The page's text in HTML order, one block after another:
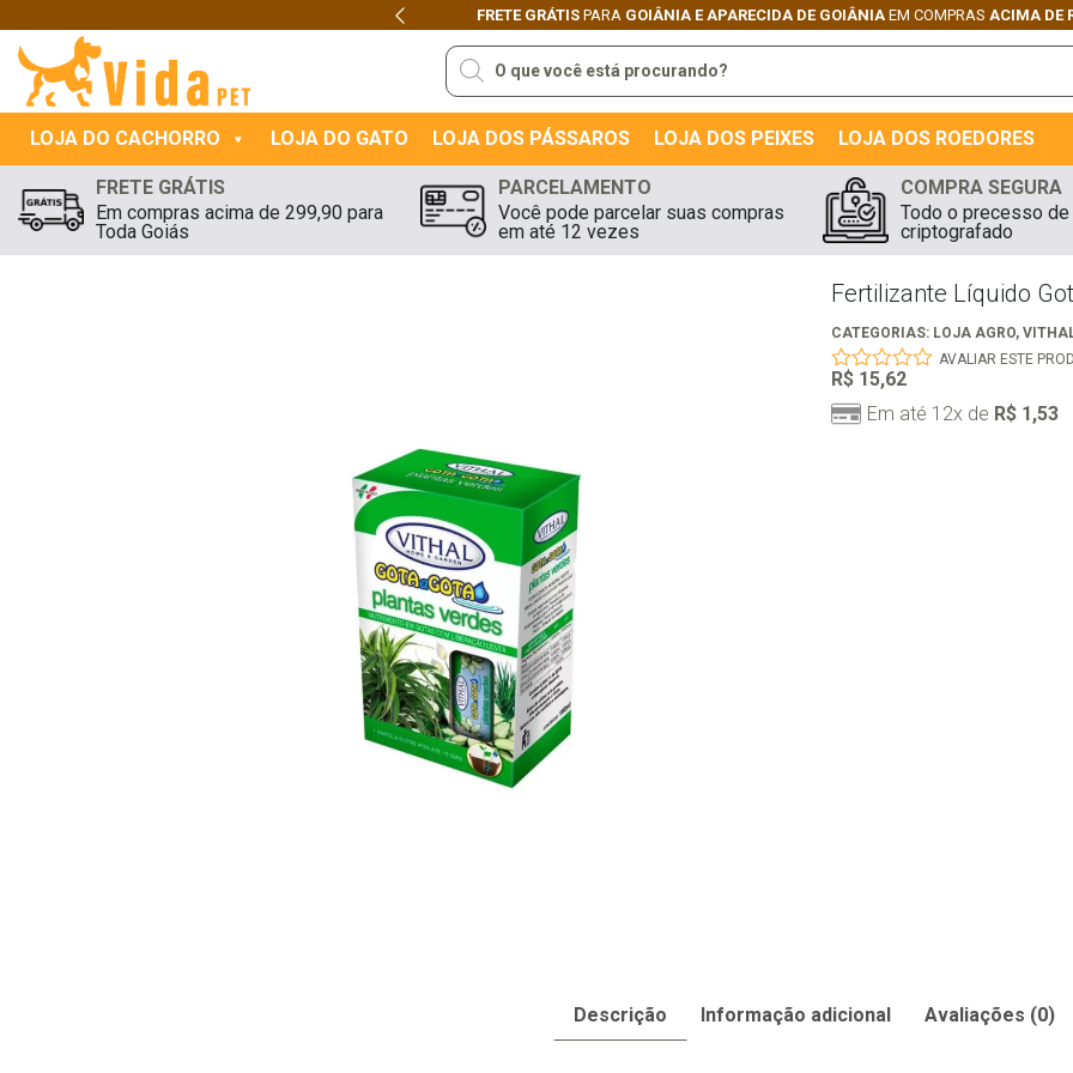
FRETE GRÁTIS PARA GOIÂNIA E APARECIDA DE GOIÂNIA EM COMPRAS ACIMA DE
Previous
Pesquisar
produtos
LOJA DO CACHORRO LOJA DO GATO LOJA DOS PÁSSAROS LOJA DOS PEIXES LOJA DOS ROEDORES
FRETE GRÁTIS
Em compras acima de 299,90 para
Toda Goiás
PARCELAMENTO
Você pode parcelar suas compras
em até 12 vezes
COMPRA SEGURA
Todo o precesso
criptografado
Fertilizante Líquido
CATEGORIAS: LOJA AGRO,
0
out
of
AVALIAR ESTE
R$ 15,62
Em até 12x de R$ 1,53
Descrição Informação adicional Avaliações (0)